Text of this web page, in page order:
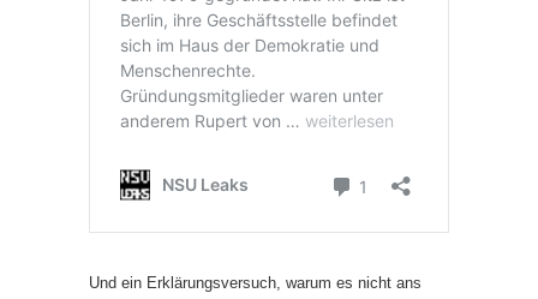
Und ein Erklärungsversuch, warum es nicht ans